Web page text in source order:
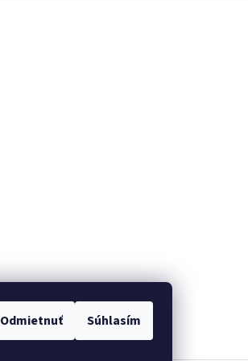
Odmietnuť Súhlasím